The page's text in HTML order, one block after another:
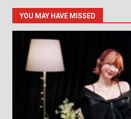
YOU MAY HAVE MISSED